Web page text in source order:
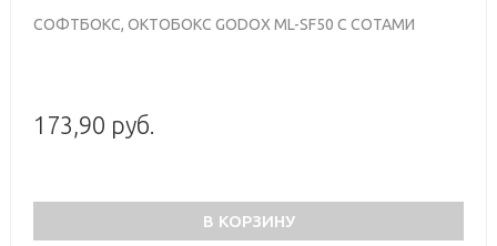
СОФТБОКС, ОКТОБОКС GODOX ML-SF50 С СОТАМИ
173,90 руб.
В КОРЗИНУ